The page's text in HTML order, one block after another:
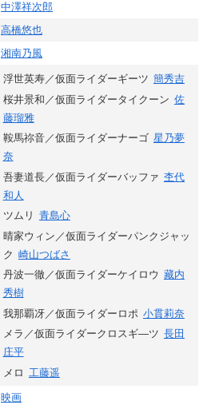
中澤祥次郎
高橋悠也
湘南乃風
浮世英寿／仮面ライダーギーツ 簡秀吉
桜井景和／仮面ライダータイクーン 佐
藤瑠雅
鞍馬祢音／仮面ライダーナーゴ 星乃夢
奈
吾妻道長／仮面ライダーバッファ 杢代
和人
ツムリ 青島心
晴家ウィン／仮面ライダーパンクジャッ
ク 崎山つばさ
丹波一徹／仮面ライダーケイロウ 藏内
秀樹
我那覇冴／仮面ライダーロポ 小貫莉奈
メラ／仮面ライダークロスギ―ツ 長田
庄平
メロ 工藤遥
映画